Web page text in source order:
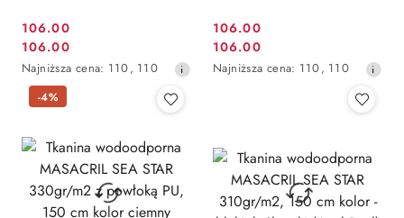
Cena
promocyjna:
106.00
Cena
promocyjna:
106.00
Najniższa
cena
przed
obniżką
Najniższa cena: 110, 110
Cena
promocyjna:
106.00
Cena
promocyjna:
106.00
Najniższa
przed
obniżką
Najniższa cena: 110, 110
-4%